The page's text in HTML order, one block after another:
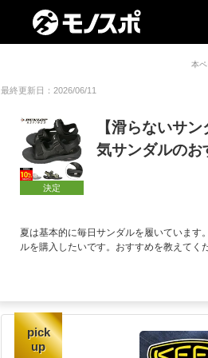
本
最終更新日：2026/06/11
決定
【滑らないサ
気サンダルのお
夏は基本的に毎日サンダルを履いています
ルを購入したいです。おすすめを教えて
pick
up